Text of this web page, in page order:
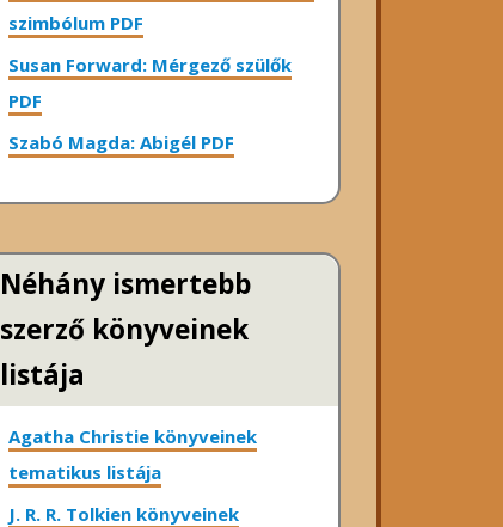
szimbólum PDF
Susan Forward: Mérgező szülők
PDF
Szabó Magda: Abigél PDF
Néhány ismertebb
szerző könyveinek
listája
Agatha Christie könyveinek
tematikus listája
J. R. R. Tolkien könyveinek